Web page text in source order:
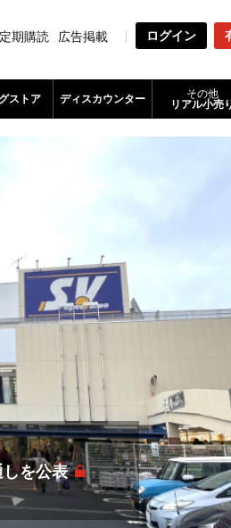
期購読 広告掲載 ログイン
ストア ディスカウンター
その他
リアル小売
を公表